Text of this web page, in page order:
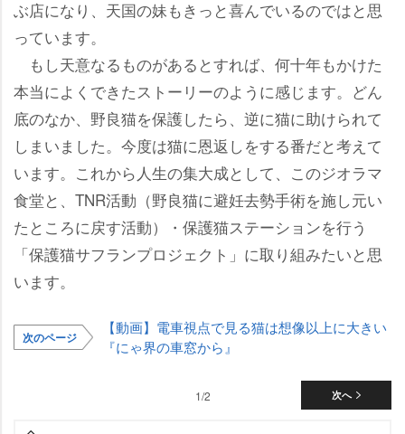
ぶ店になり、天国の妹もきっと喜んでいるのではと思
っています。
もし天意なるものがあるとすれば、何十年もかけた
本当によくできたストーリーのように感じます。どん
底のなか、野良猫を保護したら、逆に猫に助けられて
しまいました。今度は猫に恩返しをする番だと考えて
います。これから人生の集大成として、このジオラマ
食堂と、TNR活動（野良猫に避妊去勢手術を施し元い
たところに戻す活動）・保護猫ステーションを行う
「保護猫サフランプロジェクト」に取り組みたいと思
います。
次のページ
【動画】電車視点で見る猫は想像以上に大きい
『にゃ界の車窓から』
次へ
1/2